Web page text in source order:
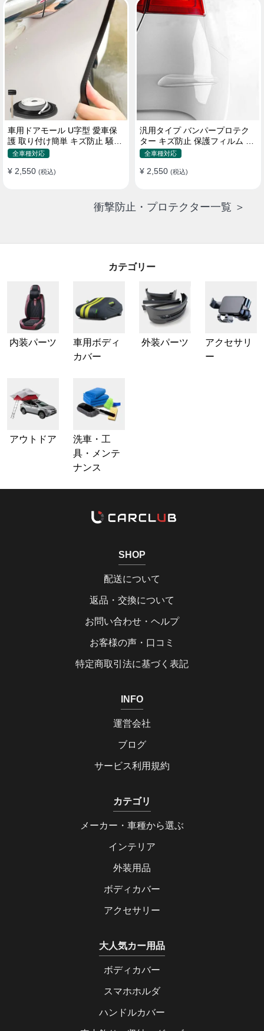
車用ドアモール U字型 愛車保
護 取り付け簡単 キズ防止 騒音
低減 5m バンパーストリップ
全車種対応
¥ 2,550 (税込)
汎用タイプ バンパープロテク
ター キズ防止 保護フィルム 取
り付け簡単 フィット感抜群
全車種対応
¥ 2,550 (税込)
衝撃防止・プロテクター一覧 ＞
カテゴリー
内装パーツ
車用ボディ
カバー
外装パーツ
アクセサリ
ー
アウトドア
洗車・工
具・メンテ
ナンス
SHOP
配送について
返品・交換について
お問い合わせ・ヘルプ
お客様の声・口コミ
特定商取引法に基づく表記
INFO
運営会社
ブログ
サービス利用規約
カテゴリ
メーカー・車種から選ぶ
インテリア
外装用品
ボディカバー
アクセサリー
大人気カー用品
ボディカバー
スマホホルダ
ハンドルカバー